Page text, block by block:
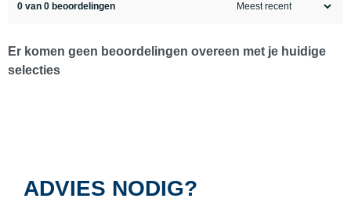
0 van 0 beoordelingen
Er komen geen beoordelingen overeen met je huidige
selecties
ADVIES NODIG?